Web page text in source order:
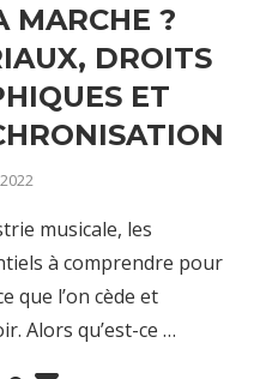
MARCHE ?
DROITS
ET
musicale, les
à comprendre pour
que l’on cède et
Alors qu’est-ce …